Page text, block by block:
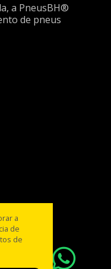
a PneusBH®
de pneus
a
de
de